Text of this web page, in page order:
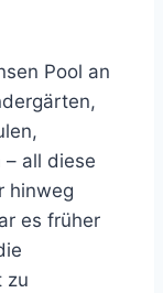
Pool an
all diese
hinweg
es früher
zu